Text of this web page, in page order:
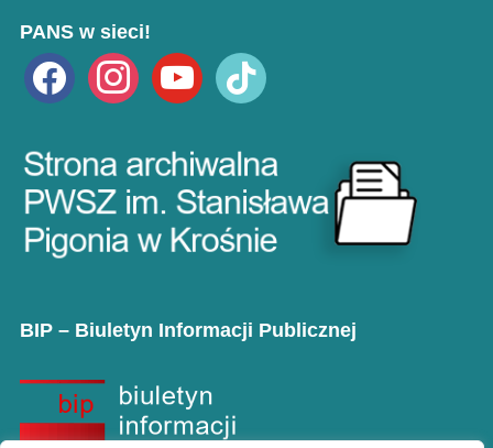
PANS w sieci!
facebook instagramyoutube tiktok
BIP – Biuletyn Informacji Publicznej